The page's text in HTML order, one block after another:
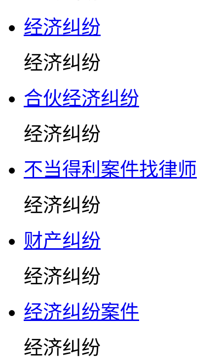
经济纠纷
经济纠纷
合伙经济纠纷
经济纠纷
不当得利案件找律师
经济纠纷
财产纠纷
经济纠纷
经济纠纷案件
经济纠纷